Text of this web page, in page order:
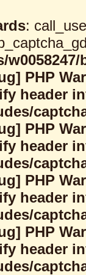
:
PHP
header
PHP
header
PHP
header
PHP
header